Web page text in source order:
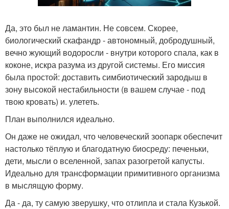
Да, это был не ламантин. Не совсем. Скорее,
биологический скафандр - автономный, добродушный,
вечно жующий водоросли - внутри которого спала, как в
коконе, искра разума из другой системы. Его миссия
была простой: доставить симбиотический зародыш в
зону высокой нестабильности (в вашем случае - под
твою кровать) и. улететь.
План выполнился идеально.
Он даже не ожидал, что человеческий зоопарк обеспечит
настолько тёплую и благодатную биосреду: печеньки,
дети, мысли о вселенной, запах разогретой капусты.
Идеально для трансформации примитивного организма
в мыслящую форму.
Да - да, ту самую зверушку, что отлипла и стала Кузькой.